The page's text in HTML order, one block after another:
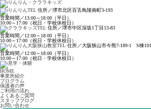
住所／堺市北区百舌鳥陵南町3-193
営業時間／13:00～18:00（平日）
10:00～17:00（祝日・学校休校日）
住所／堺市中区深坂1丁目13-83
営業時間／12:00～18:00（平日）
10:00～17:00（祝日・学校休校日）
住所／大阪狭山市今熊7-189-1 S棟101
営業時間／12:00～18:00（平日）
10:00～17:00（祝日・学校休校日）
HOME
事業所紹介
プログラム
保護者の声
ご利用の流れ
よくあるご質問
スタッフブログ
お問い合わせ